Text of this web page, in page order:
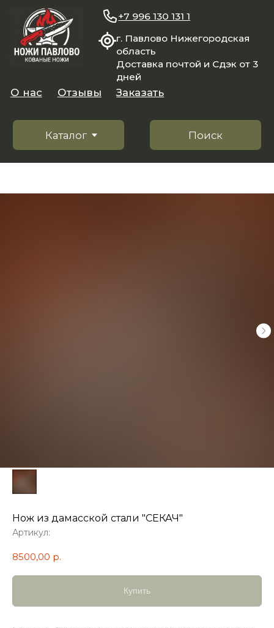
область
Доставка почтой и Сдэк от 3
Поиск
Каталог
Заказать
+7 996 130 131 1
Нож из дамасской стали "СЕКАЧ"
Артикул:
8500,00 р.
Купить